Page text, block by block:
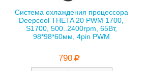
Система охлаждения процессора
Deepcool THETA 20 PWM 1700,
S1700, 500..2400rpm, 65Вт,
98*98*60мм, 4pin PWM
790